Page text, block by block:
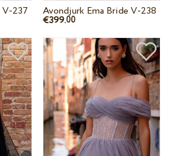
V-237 Avondjurk Ema Bride V-238
€399.00